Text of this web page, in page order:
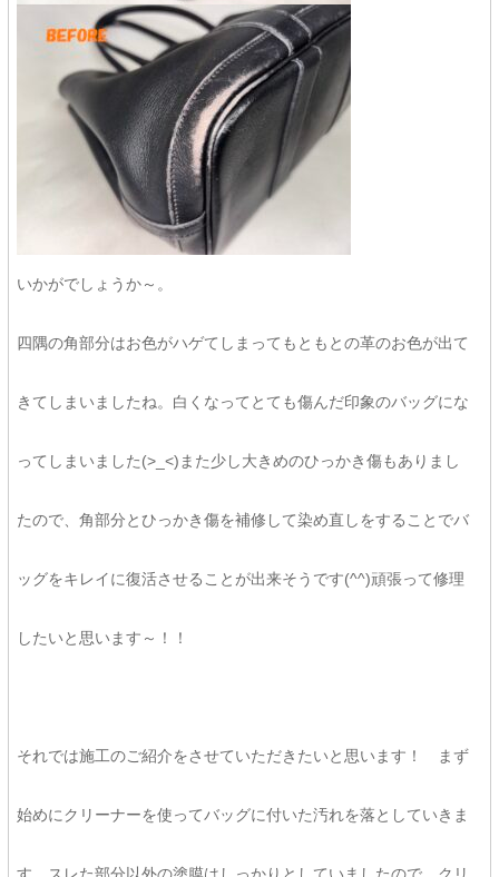
いかがでしょうか～。
四隅の角部分はお色がハゲてしまってもともとの革のお色が出て
きてしまいましたね。白くなってとても傷んだ印象のバッグにな
ってしまいました(>_<)また少し大きめのひっかき傷もありまし
たので、角部分とひっかき傷を補修して染め直しをすることでバ
ッグをキレイに復活させることが出来そうです(^^)頑張って修理
したいと思います～！！
それでは施工のご紹介をさせていただきたいと思います！ まず
始めにクリーナーを使ってバッグに付いた汚れを落としていきま